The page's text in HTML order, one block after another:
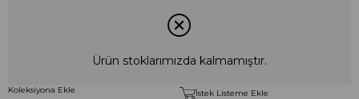
Ürün stoklarımızda kalmamıştır.
Koleksiyona Ekle
İstek Listeme Ekle